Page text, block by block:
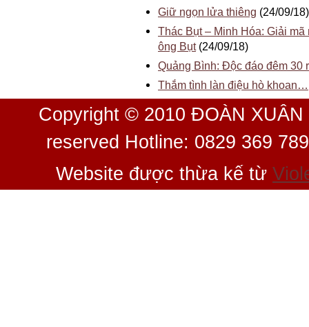
Giữ ngọn lửa thiêng (24/09/18)
Thác Bụt – Minh Hóa: Giải
ông Bụt(24/09/18)
Quảng Bình: Độc đáo đêm 30
Thắm tình làn điệu hò khoan…
Copyright © 2010 ĐOÀN
reserved Hotline: 0829 369
Website được thừa kế từ